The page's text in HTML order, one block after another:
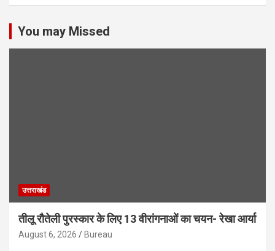
You may Missed
उत्तराखंड
तीलू रौतेली पुरस्कार के लिए 13 वीरांगनाओं का चयन- रेखा आर्या
August 6, 2026 Bureau